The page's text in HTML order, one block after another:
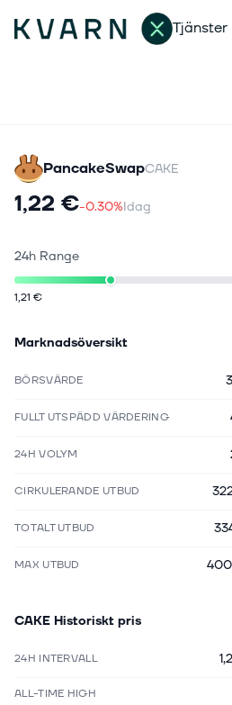
Tjänster
PancakeSwapCAKE
1,22 €-0.30%Idag
24h Range
1,21 €
Marknadsöversikt
BÖRSVÄRDE
FULLT UTSPÄDD VÄRDERING
24H VOLYM
CIRKULERANDE UTBUD
TOTALT UTBUD
MAX UTBUD
CAKE Historiskt pris
24H INTERVALL
ALL-TIME HIGH